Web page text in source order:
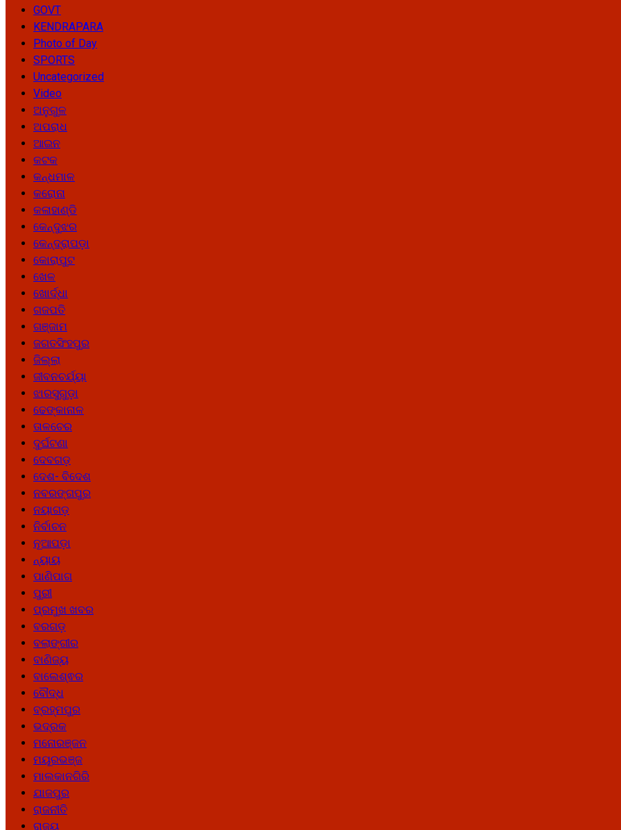
GOVT
KENDRAPARA
Photo of Day
SPORTS
Uncategorized
Video
ଅନୁଗୁଳ
ଅପରାଧ
ଆଇନ
କଟକ
କନ୍ଧମାଳ
କରୋନା
କଳାହାଣ୍ଡି
କେନ୍ଦୁଝର
କେନ୍ଦ୍ରାପଡ଼ା
କୋରାପୁଟ
ଖେଳ
ଖୋର୍ଦ୍ଧା
ଗଜପତି
ଗଞ୍ଜାମ
ଜଗତସିଂହପୁର
ଜିଲ୍ଲା
ଜୀବନଚର୍ଯ୍ୟା
ଝାରସୁଗୁଡ଼ା
ଢେଙ୍କାନାଳ
ତାଳଚେର
ଦୁର୍ଘଟଣା
ଦେବଗଡ଼
ଦେଶ- ବିଦେଶ
ନବରଙ୍ଗପୁର
ନୟାଗଡ଼
ନିର୍ବାଚନ
ନୂଆପଡ଼ା
ନ୍ୟାୟ
ପାଣିପାଗ
ପୁରୀ
ପ୍ରମୁଖ ଖବର
ବରଗଡ଼
ବଲାଙ୍ଗୀର
ବାଣିଜ୍ୟ
ବାଲେଶ୍ଵର
ବୌଦ୍ଧ
ବ୍ରହ୍ମପୁର
ଭଦ୍ରକ
ମନୋରଞ୍ଜନ
ମୟୂରଭଞ୍ଜ
ମାଲକାନଗିରି
ଯାଜପୁର
ରାଜନୀତି
ରାଜ୍ୟ